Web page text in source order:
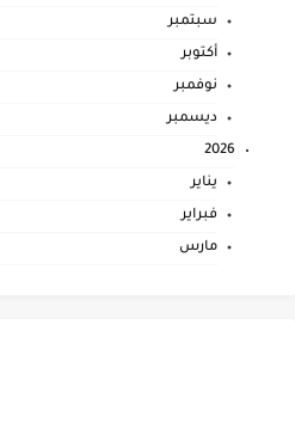
سبتمبر
أكتوبر
نوفمبر
ديسمبر
2026
يناير
فبراير
مارس